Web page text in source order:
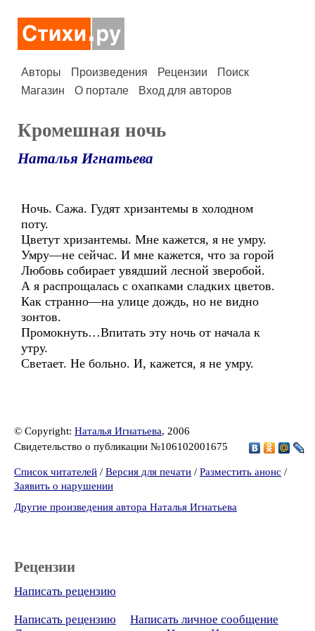
Авторы Произведения Рецензии
Поиск
Магазин
О портале Вход для авторов
Кромешная ночь
Наталья Игнатьева
Ночь. Сажа. Гудят хризантемы в холодном
поту.
Цветут хризантемы. Мне кажется, я не умру.
Умру—не сейчас. И мне кажется, что за горой
Любовь собирает увядший лесной зверобой.
А я распрощалась с охапками сладких цветов.
Как странно—на улице дождь, но не видно
зонтов.
Промокнуть…Впитать эту ночь от начала к
утру.
Светает. Не больно. И, кажется, я не умру.
© Copyright: Наталья Игнатьева, 2006
Свидетельство о публикации №106102001675
Список читателей / Версия для печати / Разместить анонс /
Заявить о нарушении
Другие произведения автора Наталья Игнатьева
Рецензии
Написать рецензию
Написать рецензию
Написать личное сообщение